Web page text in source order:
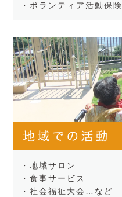
・ボランティア活動保険
・地域サロン
・食事サービス
・社会福祉大会…など